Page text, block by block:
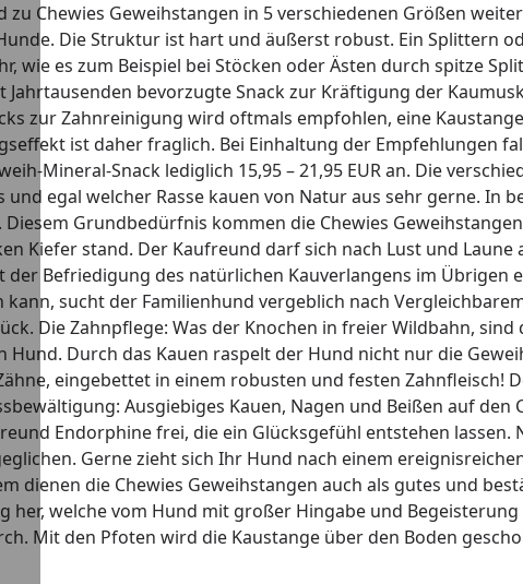
Chewies Geweihstangen in 5 verschiedenen Größen
Die Struktur ist hart und äußerst robust. Ein Splittern
wie es zum Beispiel bei Stöcken oder Ästen durch spitze
bevorzugte Snack zur Kräftigung der
zur Zahnreinigung wird oftmals empfohlen, eine
ist daher fraglich. Bei Einhaltung der Empfehlungen
Mineral-Snack lediglich 15,95 – 21,95 EUR an. Die
egal welcher Rasse kauen von Natur aus sehr gerne. In
Grundbedürfnis kommen die Chewies
Kiefer stand. Der Kaufreund darf sich nach Lust und
Befriedigung des natürlichen Kauverlangens im Übrigen
sucht der Familienhund vergeblich nach
Die Zahnpflege: Was der Knochen in freier Wildbahn, sind
Durch das Kauen raspelt der Hund nicht nur die
eingebettet in einem robusten und festen Zahnfleisch!
Ausgiebiges Kauen, Nagen und Beißen auf den
Endorphine frei, die ein Glücksgefühl entstehen
Gerne zieht sich Ihr Hund nach einem
dienen die Chewies Geweihstangen auch als gutes und
welche vom Hund mit großer Hingabe und
Mit den Pfoten wird die Kaustange über den Boden